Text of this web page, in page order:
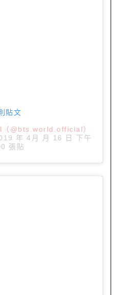
貼文
@bts.world.official）
年 4月 月 16 日 下午
張貼